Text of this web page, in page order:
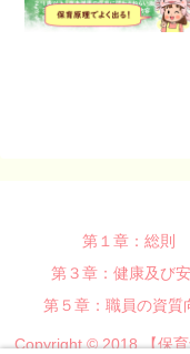
第１章：総則
第３章：健康及び
第５章：職員の資質
Copyright © 2018 【保